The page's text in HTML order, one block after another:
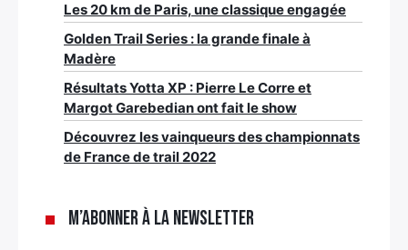
Les 20 km de Paris, une classique engagée
Golden Trail Series : la grande finale à
Madère
Résultats Yotta XP : Pierre Le Corre et
Margot Garebedian ont fait le show
Découvrez les vainqueurs des championnats
de France de trail 2022
M’abonner à la newsletter